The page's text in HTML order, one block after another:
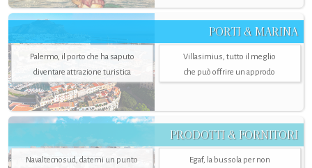
PORTI & MARINA
Palermo, il porto che ha saputo
diventare attrazione turistica
Villasimius, tutto il meglio
che può offrire un approdo
PRODOTTI & FORNITORI
Navaltecnosud, datemi un punto
Egaf, la bussola per non